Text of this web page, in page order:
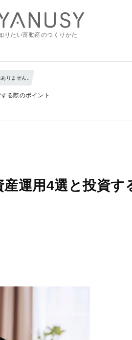
りたい富動産のつくりかた
りません。
る際のポイント
運用4選と投資す